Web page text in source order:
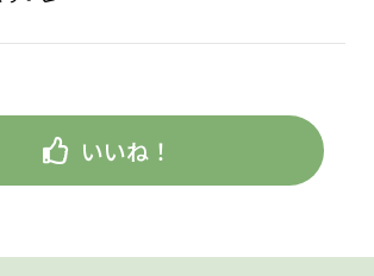
いいね！